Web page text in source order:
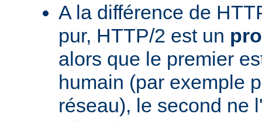
A la différence de
pur, HTTP/2 est un
alors que le premier
humain (par exemple
réseau), le second ne